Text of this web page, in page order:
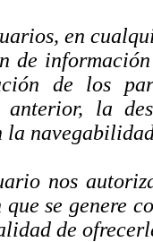
en
de
de los
anterior, la
nos
se genere
de